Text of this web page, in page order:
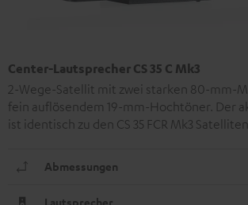
Center-Lautsprecher CS 35 C Mk3
2-Wege-Satellit mit zwei starken 80-mm-
fein auflösendem 19-mm-Hochtöner. Der
ist identisch zu den CS 35 FCR Mk3
Abmessungen